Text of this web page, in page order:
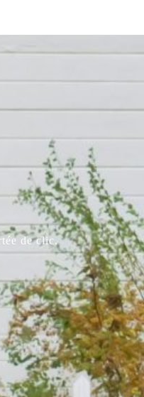
de clic.